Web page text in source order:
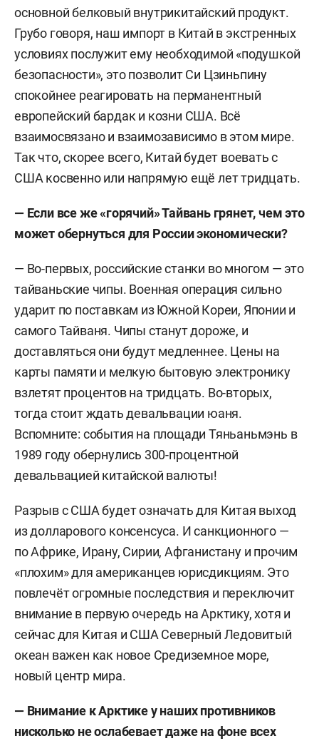
основной белковый внутрикитайский продукт.
Грубо говоря, наш импорт в Китай в экстренных
условиях послужит ему необходимой «подушкой
безопасности», это позволит Си Цзиньпину
спокойнее реагировать на перманентный
европейский бардак и козни США. Всё
взаимосвязано и взаимозависимо в этом мире.
Так что, скорее всего, Китай будет воевать с
США косвенно или напрямую ещё лет тридцать.
— Если все же «горячий» Тайвань грянет, чем это
может обернуться для России экономически?
— Во-первых, российские станки во многом — это
тайваньские чипы. Военная операция сильно
ударит по поставкам из Южной Кореи, Японии и
самого Тайваня. Чипы станут дороже, и
доставляться они будут медленнее. Цены на
карты памяти и мелкую бытовую электронику
взлетят процентов на тридцать. Во-вторых,
тогда стоит ждать девальвации юаня.
Вспомните: события на площади Тяньаньмэнь в
1989 году обернулись 300-процентной
девальвацией китайской валюты!
Разрыв с США будет означать для Китая выход
из долларового консенсуса. И санкционного —
по Африке, Ирану, Сирии, Афганистану и прочим
«плохим» для американцев юрисдикциям. Это
повлечёт огромные последствия и переключит
внимание в первую очередь на Арктику, хотя и
сейчас для Китая и США Северный Ледовитый
океан важен как новое Средиземное море,
новый центр мира.
— Внимание к Арктике у наших противников
нисколько не ослабевает даже на фоне всех